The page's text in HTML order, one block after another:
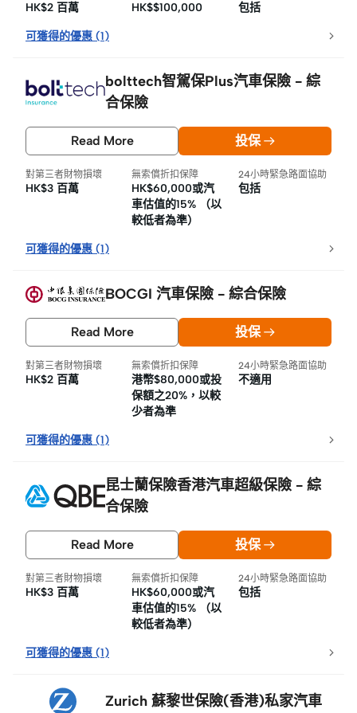
HK$2 百萬 HK$$100,000 包括
可獲得的優惠 (1)
bolttech智駕保Plus汽車保險 - 綜
合保險
Read More 投保
對第三者財物損壞
HK$3 百萬
無索償折扣保障
HK$60,000或汽
車估值的15% （以
較低者為準）
24小時緊急路面協助
包括
可獲得的優惠 (1)
BOCGI 汽車保險 - 綜合保險
Read More 投保
對第三者財物損壞
HK$2 百萬
無索償折扣保障
港幣$80,000或投
保額之20%，以較
少者為準
24小時緊急路面協助
不適用
可獲得的優惠 (1)
昆士蘭保險香港汽車超級保險 - 綜
合保險
Read More 投保
對第三者財物損壞
HK$3 百萬
無索償折扣保障
HK$60,000或汽
車估值的15% （以
較低者為準）
24小時緊急路面協助
包括
可獲得的優惠 (1)
Zurich 蘇黎世保險(香港)私家汽車